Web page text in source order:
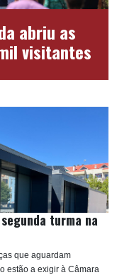
abriu as
visitantes
turma na
que aguardam
estão a exigir à Câmara